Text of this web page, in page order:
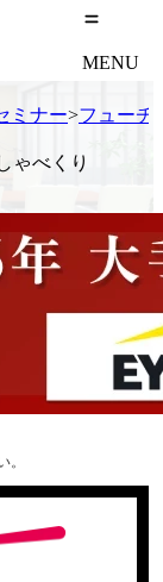
MENU
ミナー>フューチ
ゃべくり
。